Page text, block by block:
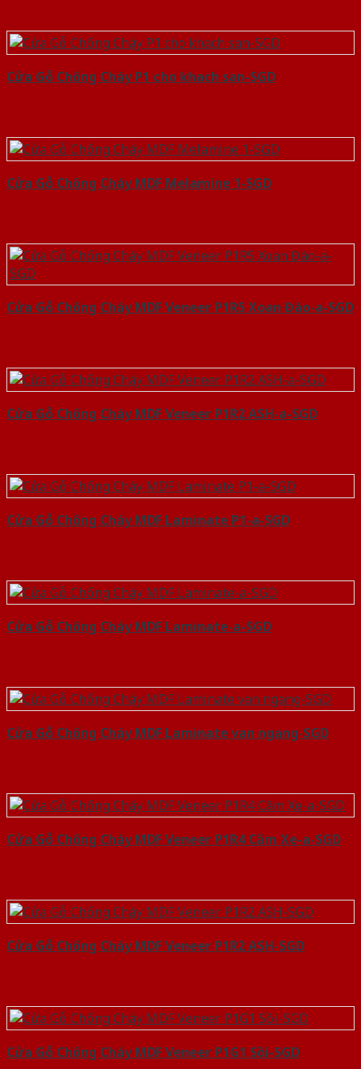
Cửa Gỗ Chống Cháy P1 cho khach san-SGD
Cửa Gỗ Chống Cháy MDF Melamine 1-SGD
Cửa Gỗ Chống Cháy MDF Veneer P1R5 Xoan Đào-a-SGD
Cửa Gỗ Chống Cháy MDF Veneer P1R2 ASH-a-SGD
Cửa Gỗ Chống Cháy MDF Laminate P1-a-SGD
Cửa Gỗ Chống Cháy MDF Laminate-a-SGD
Cửa Gỗ Chống Cháy MDF Laminate van ngang-SGD
Cửa Gỗ Chống Cháy MDF Veneer P1R4 Căm Xe-a-SGD
Cửa Gỗ Chống Cháy MDF Veneer P1R2 ASH-SGD
Cửa Gỗ Chống Cháy MDF Veneer P1G1 Sồi-SGD